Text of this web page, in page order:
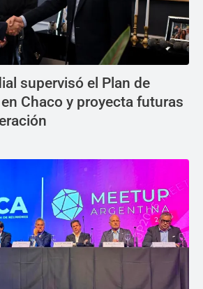
supervisó el Plan de
Chaco y proyecta futuras